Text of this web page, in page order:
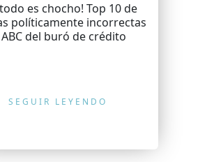
todo es chocho! Top 10 de
políticamente incorrectas
ABC del buró de crédito
SEGUIR LEYENDO